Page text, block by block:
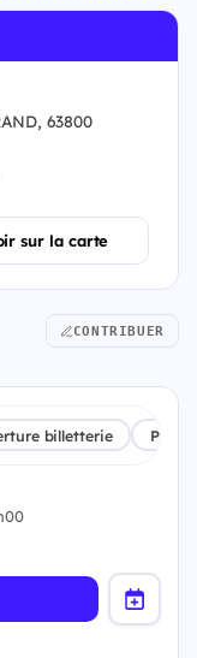
63800
sur la carte
CONTRIBUER
billetterie